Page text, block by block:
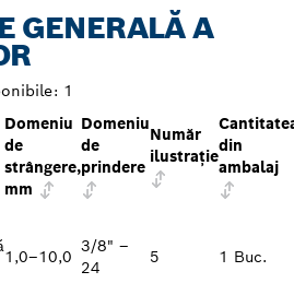
GENERALĂ A
1
Domeniu
de
strângere,
mm
Domeniu
de
prindere
Număr
ilustrație
din
ambalaj
1,0–10,0
3/8" –
24
5 1 Buc.